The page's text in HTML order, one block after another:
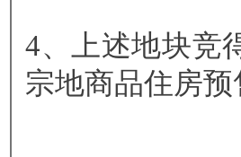
4、上述地块竞
宗地商品住房预